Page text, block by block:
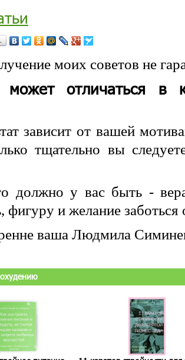
моих советов не
может отличаться в
зависит от вашей
тщательно вы
должно у вас быть -
фигуру и желание заботься
ваша Людмила